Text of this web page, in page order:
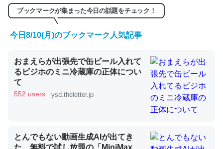
くらい。小説でいう「ずっと前の伏線」は回収されないけ
ど、短期記憶というには多い分量。進化すればするほど分
かりやすく強くなりそう
─GPTの仕組みと限界についての考察（１） - conceptualization
ブックマークが集まった今日の話題をチェック！
今日8/10(月)のブックマーク人気記事
おまえらが出張先で缶ビール入れて
るビジホのミニ冷蔵庫の正体につい
て
552 users ysd.theletter.jp
とんでもない動画生成AIが出てき